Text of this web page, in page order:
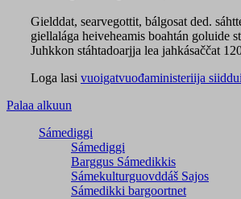
Gielddat, searvegottit, bálgosat ded.
giellalága heiveheamis boahtán goluide
Juhkkon stáhtadoarjja lea jahkásaččat
Loga lasi vuoigatvuođaministeriija
Palaa alkuun
Sámediggi
Sámediggi
Barggus Sámedikkis
Sámekulturguovddáš Sajos
Sámedikki bargoortnet